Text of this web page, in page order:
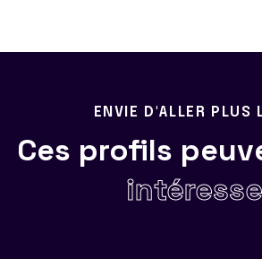
ENVIE D'ALLER PLUS
Ces profils